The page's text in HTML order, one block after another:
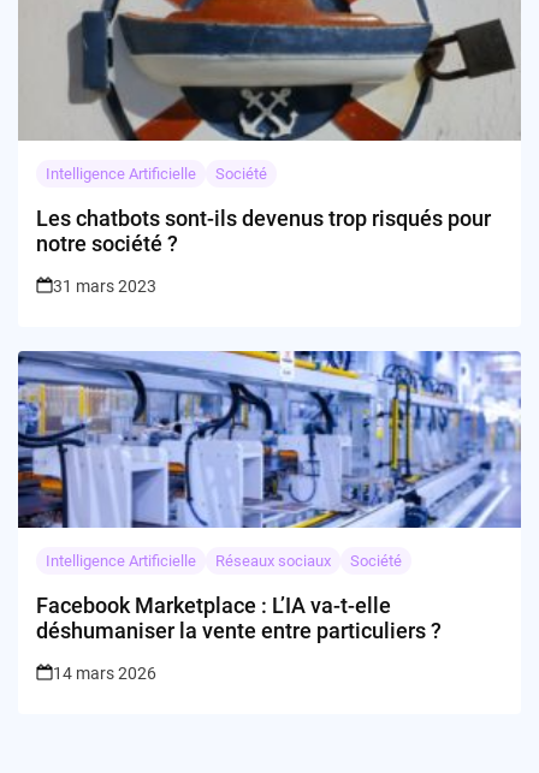
Intelligence Artificielle Société
Les chatbots sont-ils devenus trop risqués pour
notre société ?
31 mars 2023
Intelligence Artificielle Réseaux sociaux Société
Facebook Marketplace : L’IA va-t-elle
déshumaniser la vente entre particuliers ?
14 mars 2026